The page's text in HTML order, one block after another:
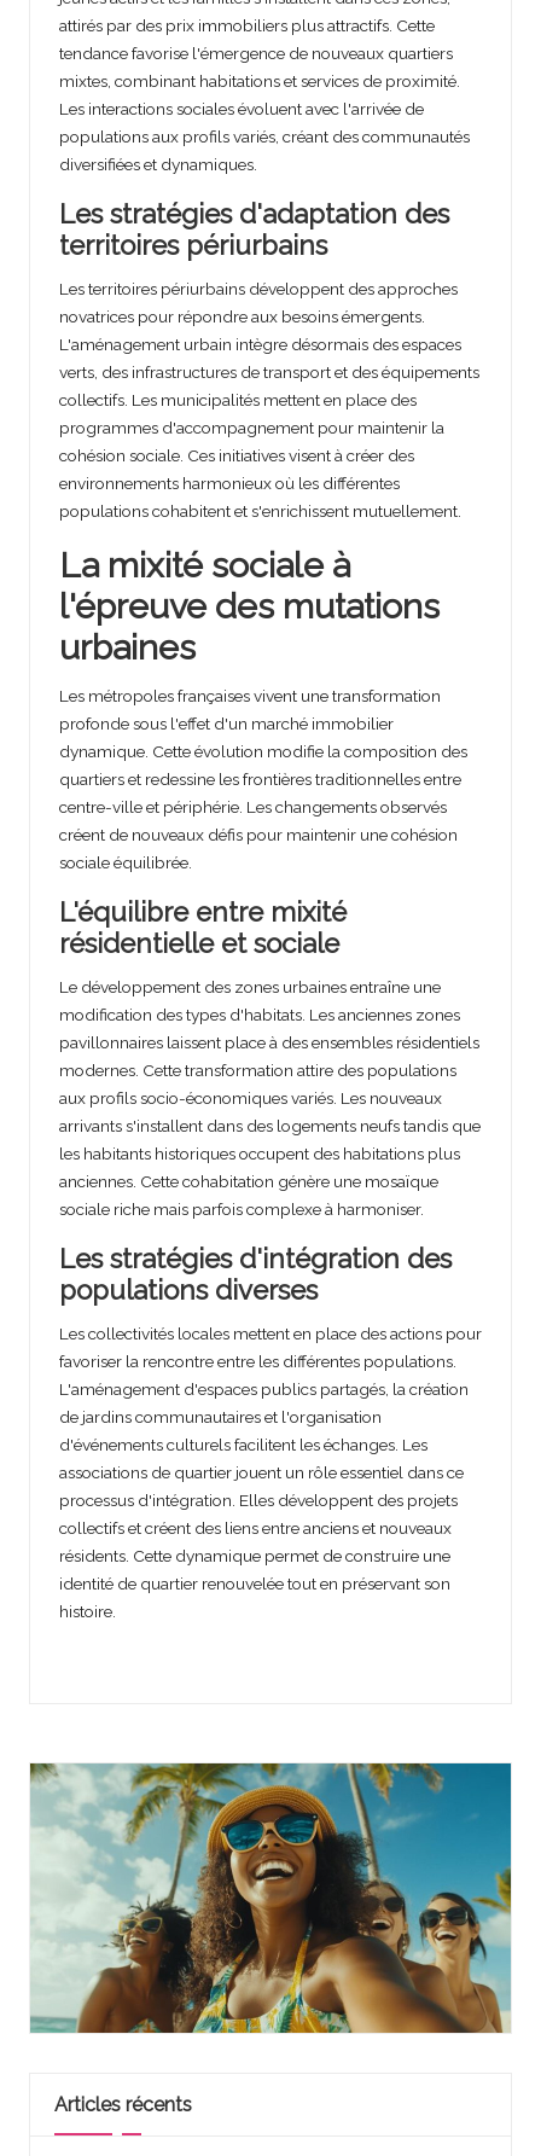
attirés par des prix immobiliers plus attractifs. Cette
tendance favorise l'émergence de nouveaux quartiers
mixtes, combinant habitations et services de proximité.
Les interactions sociales évoluent avec l'arrivée de
populations aux profils variés, créant des communautés
diversifiées et dynamiques.
Les stratégies d'adaptation des
territoires périurbains
Les territoires périurbains développent des approches
novatrices pour répondre aux besoins émergents.
L'aménagement urbain intègre désormais des espaces
verts, des infrastructures de transport et des équipements
collectifs. Les municipalités mettent en place des
programmes d'accompagnement pour maintenir la
cohésion sociale. Ces initiatives visent à créer des
environnements harmonieux où les différentes
populations cohabitent et s'enrichissent mutuellement.
La mixité sociale à
l'épreuve des mutations
urbaines
Les métropoles françaises vivent une transformation
profonde sous l'effet d'un marché immobilier
dynamique. Cette évolution modifie la composition des
quartiers et redessine les frontières traditionnelles entre
centre-ville et périphérie. Les changements observés
créent de nouveaux défis pour maintenir une cohésion
sociale équilibrée.
L'équilibre entre mixité
résidentielle et sociale
Le développement des zones urbaines entraîne une
modification des types d'habitats. Les anciennes zones
pavillonnaires laissent place à des ensembles résidentiels
modernes. Cette transformation attire des populations
aux profils socio-économiques variés. Les nouveaux
arrivants s'installent dans des logements neufs tandis que
les habitants historiques occupent des habitations plus
anciennes. Cette cohabitation génère une mosaïque
sociale riche mais parfois complexe à harmoniser.
Les stratégies d'intégration des
populations diverses
Les collectivités locales mettent en place des actions pour
favoriser la rencontre entre les différentes populations.
L'aménagement d'espaces publics partagés, la création
de jardins communautaires et l'organisation
d'événements culturels facilitent les échanges. Les
associations de quartier jouent un rôle essentiel dans ce
processus d'intégration. Elles développent des projets
collectifs et créent des liens entre anciens et nouveaux
résidents. Cette dynamique permet de construire une
identité de quartier renouvelée tout en préservant son
histoire.
Articles récents